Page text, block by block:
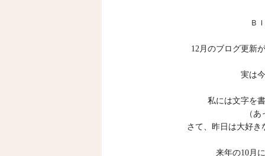
Ｂ
12月のブログ更新
実は
私には文字を
（
さて、昨日は大好き
来年の10月